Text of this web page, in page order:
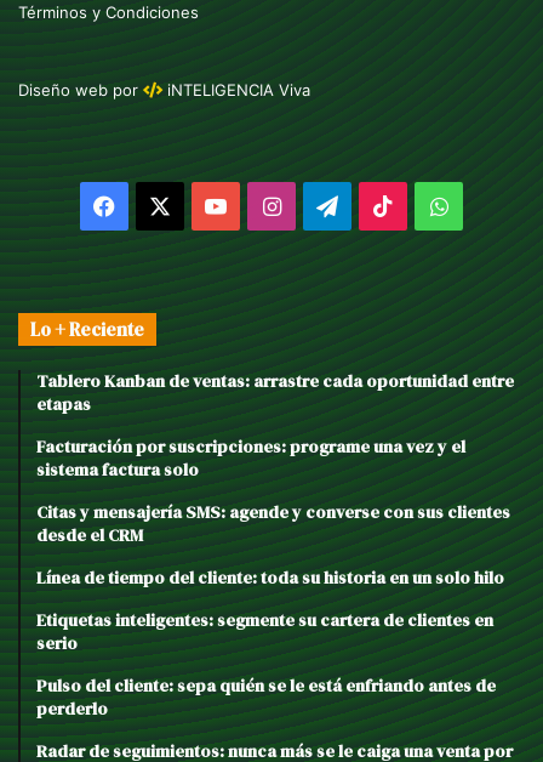
Términos y Condiciones
Diseño web por iNTELIGENCIA Viva
Facebook YouTubeInstagramTelegram
TikTok
Lo + Reciente
Tablero Kanban de ventas: arrastre cada oportunidad entre
etapas
Facturación por suscripciones: programe una vez y el
sistema factura solo
Citas y mensajería SMS: agende y converse con sus clientes
desde el CRM
Línea de tiempo del cliente: toda su historia en un solo hilo
Etiquetas inteligentes: segmente su cartera de clientes en
serio
Pulso del cliente: sepa quién se le está enfriando antes de
perderlo
Radar de seguimientos: nunca más se le caiga una venta por